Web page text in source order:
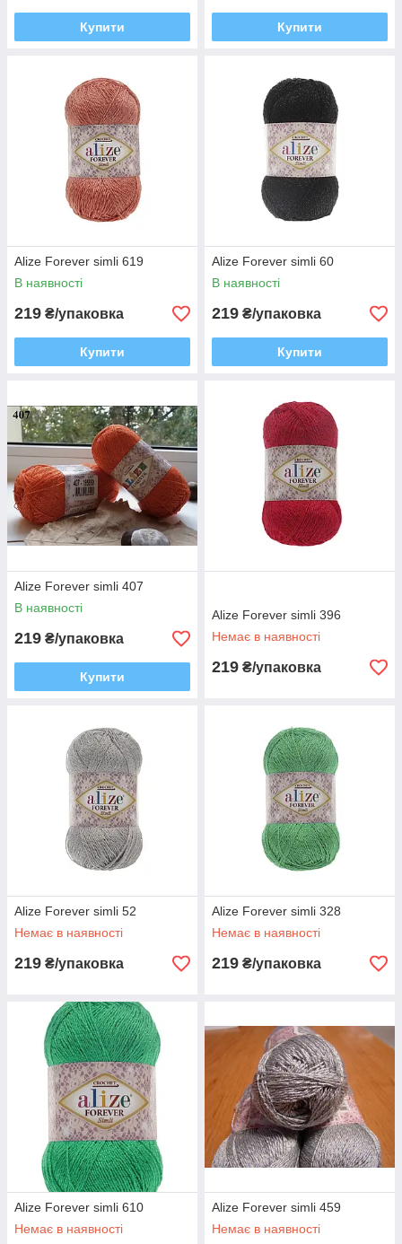
Купити Купити
Alize Forever simli 619
В наявності
219 ₴/упаковка
Купити
Alize Forever simli 60
В наявності
219 ₴/упаковка
Купити
Alize Forever simli 407
В наявності
219 ₴/упаковка
Купити
Alize Forever simli 396
Немає в наявності
219 ₴/упаковка
Alize Forever simli 52
Немає в наявності
219 ₴/упаковка
Alize Forever simli 328
Немає в наявності
219 ₴/упаковка
Alize Forever simli 610
Немає в наявності
Alize Forever simli 459
Немає в наявності